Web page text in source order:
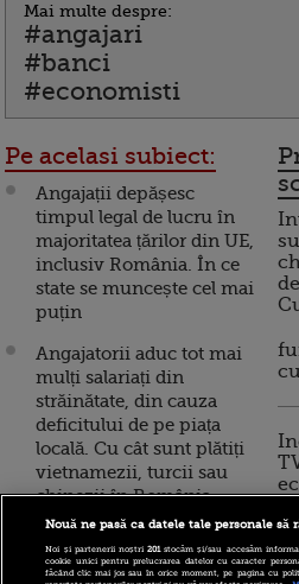
Mai multe despre:
#angajari
#banci
#economisti
Pe acelasi subiect:
Angajații depășesc
timpul legal de lucru în
majoritatea țărilor din UE,
inclusiv România. În ce
state se muncește cel mai
puțin
Angajatorii aduc tot mai
mulți salariați din
străinătate, din cauza
deficitului de pe piața
locală. Cu cât sunt plătiți
vietnamezii, turcii sau
chinezii în România
crescut la 2.464 de lei, în
Nouă ne pasă ca datele tale personale să
Noi și partenerii noștri201stocăm și/sau accesăm
cookie unici pentru prelucrarea datelor cu caracter
făcând clic mai jos sau în orice moment, pe pagina cu